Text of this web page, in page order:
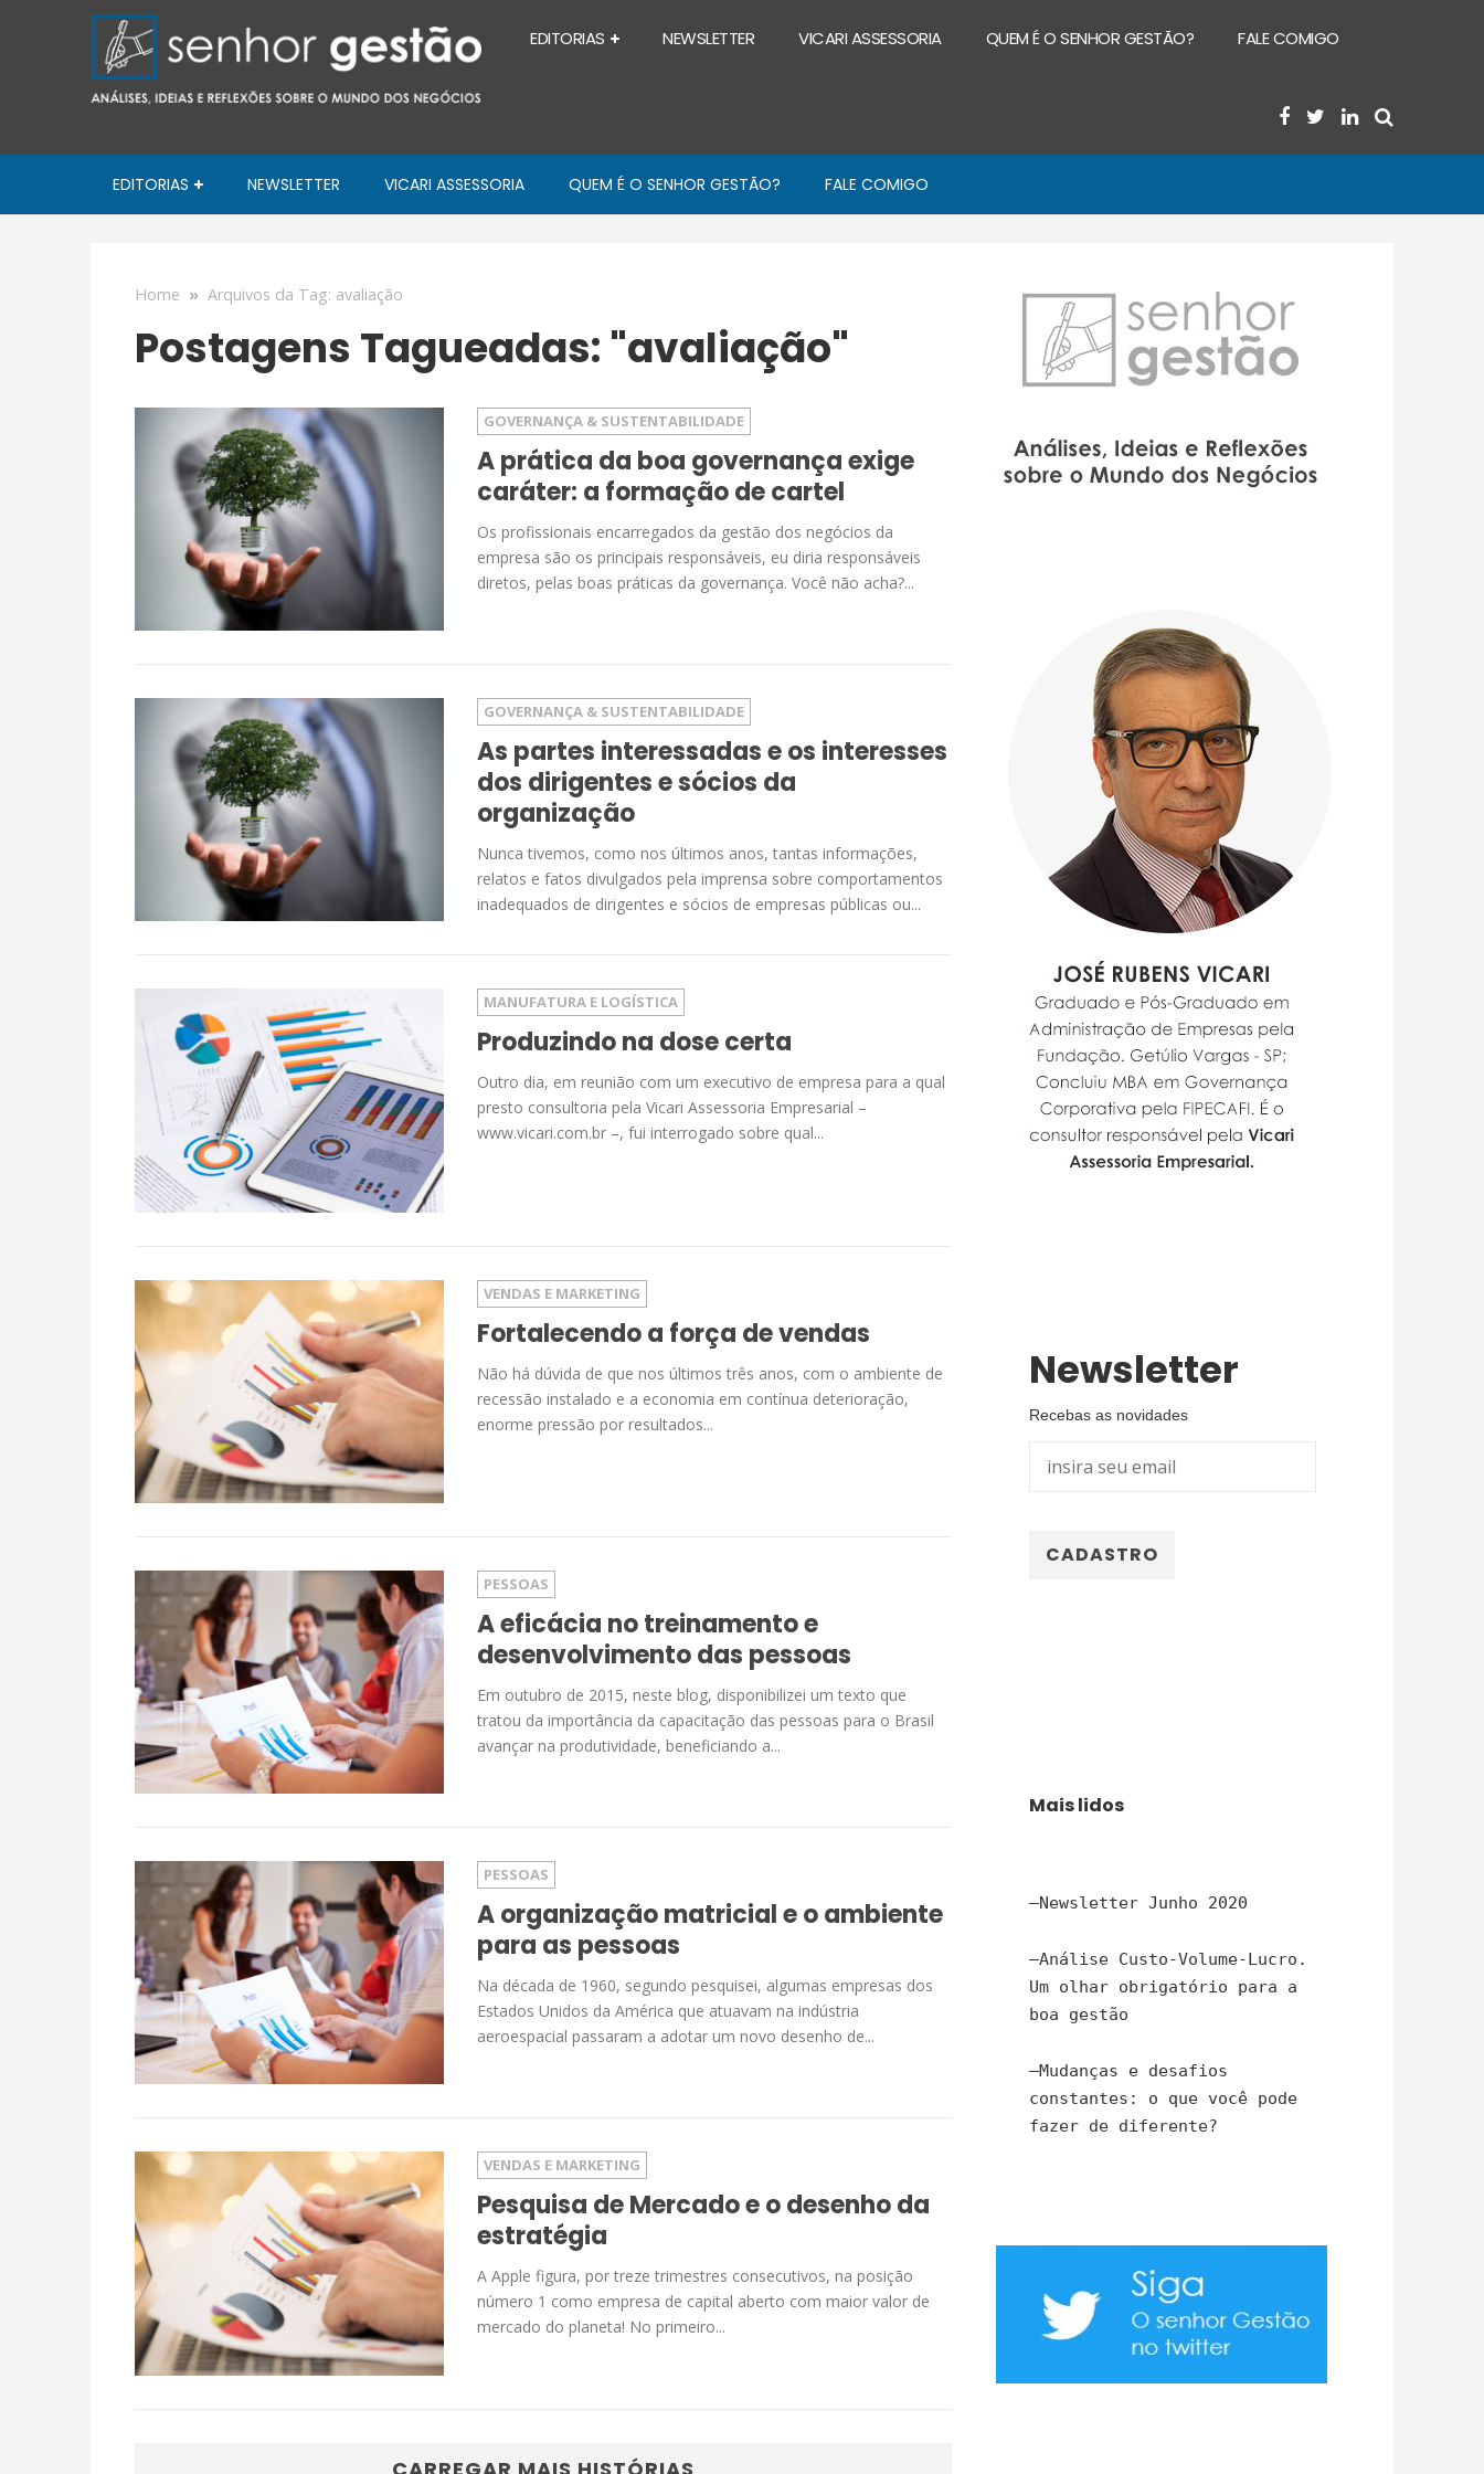
EDITORIAS NEWSLETTER VICARI ASSESSORIA QUEM É O SENHOR GESTÃO? FALE COMIGO
EDITORIAS NEWSLETTER VICARI ASSESSORIA QUEM É O SENHOR GESTÃO? FALE COMIGO
Home » Arquivos da Tag: avaliação
Postagens Tagueadas: "avaliação"
GOVERNANÇA & SUSTENTABILIDADE
A prática da boa governança exige
caráter: a formação de cartel
Os profissionais encarregados da gestão dos negócios da
empresa são os principais responsáveis, eu diria responsáveis
diretos, pelas boas práticas da governança. Você não acha?...
GOVERNANÇA & SUSTENTABILIDADE
As partes interessadas e os interesses
dos dirigentes e sócios da
organização
Nunca tivemos, como nos últimos anos, tantas informações,
relatos e fatos divulgados pela imprensa sobre comportamentos
inadequados de dirigentes e sócios de empresas públicas ou...
MANUFATURA E LOGÍSTICA
Produzindo na dose certa
Outro dia, em reunião com um executivo de empresa para a qual
presto consultoria pela Vicari Assessoria Empresarial –
www.vicari.com.br –, fui interrogado sobre qual...
VENDAS E MARKETING
Fortalecendo a força de vendas
Não há dúvida de que nos últimos três anos, com o ambiente de
recessão instalado e a economia em contínua deterioração,
enorme pressão por resultados...
PESSOAS
A eficácia no treinamento e
desenvolvimento das pessoas
Em outubro de 2015, neste blog, disponibilizei um texto que
tratou da importância da capacitação das pessoas para o Brasil
avançar na produtividade, beneficiando a...
PESSOAS
A organização matricial e o ambiente
para as pessoas
Na década de 1960, segundo pesquisei, algumas empresas dos
Estados Unidos da América que atuavam na indústria
aeroespacial passaram a adotar um novo desenho de...
VENDAS E MARKETING
Pesquisa de Mercado e o desenho da
estratégia
A Apple figura, por treze trimestres consecutivos, na posição
número 1 como empresa de capital aberto com maior valor de
mercado do planeta! No primeiro...
Newsletter
Recebas as novidades
Mais lidos
–Newsletter Junho 2020
–Análise Custo-Volume-Lucro.
Um olhar obrigatório para a
boa gestão
–Mudanças e desafios
constantes: o que você pode
fazer de diferente?